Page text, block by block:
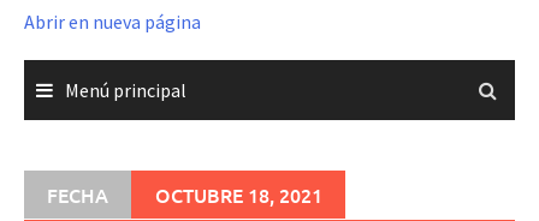
Abrir en nueva página
Menú principal
FECHA OCTUBRE 18, 2021